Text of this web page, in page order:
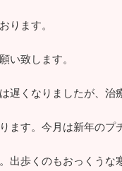
ります。
い致します。
遅くなりましたが、治
ます。今月は新年のプ
出歩くのもおっくうな